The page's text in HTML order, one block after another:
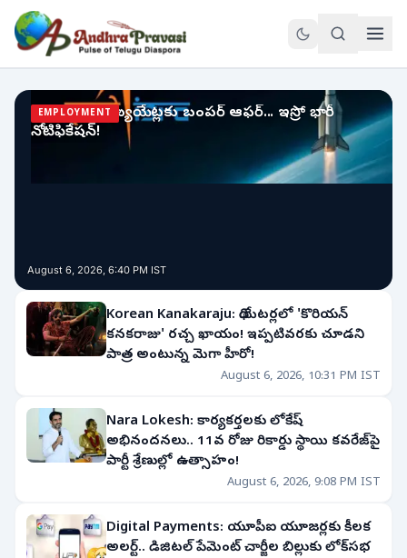
EMPLOYMENT
ISRO Jobs: గ్రాడ్యుయేట్లకు బంపర్ ఆఫర్... ఇస్రో భారీ
నోటిఫికేషన్!
August 6, 2026, 6:40 PM IST
Korean Kanakaraju: థియేటర్లలో 'కొరియన్
కనకరాజు' రచ్చ ఖాయం! ఇప్పటివరకు చూడని
పాత్ర అంటున్న మెగా హీరో!
August 6, 2026, 10:31 PM IST
Nara Lokesh: కార్యకర్తలకు లోకేష్
అభినందనలు.. 11వ రోజు రికార్డు స్థాయి కవరేజ్‌పై
పార్టీ శ్రేణుల్లో ఉత్సాహం!
August 6, 2026, 9:08 PM IST
Digital Payments: యూపీఐ యూజర్లకు కీలక
అలర్ట్.. డిజిటల్ పేమెంట్ చార్జీల బిల్లుకు లోక్‌సభ